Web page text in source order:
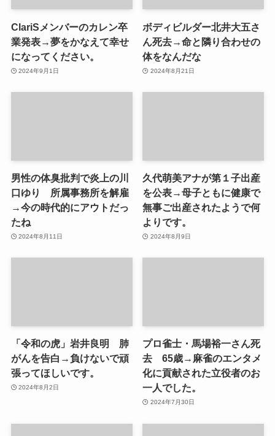
ClariSメンバーのカレン卒
業発表→夢をかなえて幸せ
になってください。
2024年9月1日
ボディビルダー北井大五さ
ん死去→命と隣り合わせの
体をなんだな
2024年8月21日
男性の体臭批判で炎上の川
口ゆり 所属事務所を解雇
→今の時代的にアウトだっ
たね
2024年8月11日
久代萌美アナが第１子出産
を公表→母子ともに健康で
無事ご出産されたようで何
よりです。
2024年8月9日
「令和の虎」岩井良明 肺
がんを告白→負けないで頑
張ってほしいです。
2024年8月2日
プロ雀士・馬場裕一さん死
去 65歳→麻雀のエンタメ
化に貢献された立役者のお
一人でした。
2024年7月30日